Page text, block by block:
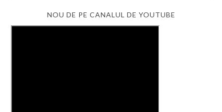
NOU DE PE CANALUL DE YOUTUBE